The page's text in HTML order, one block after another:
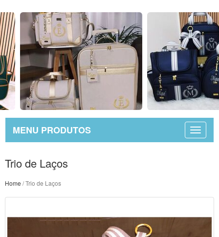
MENU PRODUTOS
Trio de Laços
Home / Trio de Laços